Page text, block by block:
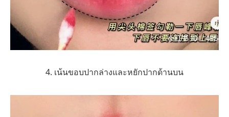
4. เน้นขอบปากล่างและหยักปากด้านบน